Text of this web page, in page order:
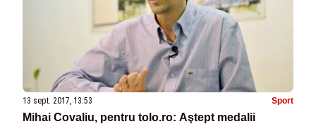
13 sept. 2017, 13:53 Sport
Mihai Covaliu, pentru tolo.ro: Aştept medalii